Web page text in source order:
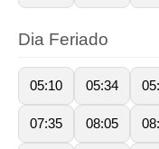
Dia Feriado
05:10 05:34
07:35 08:05